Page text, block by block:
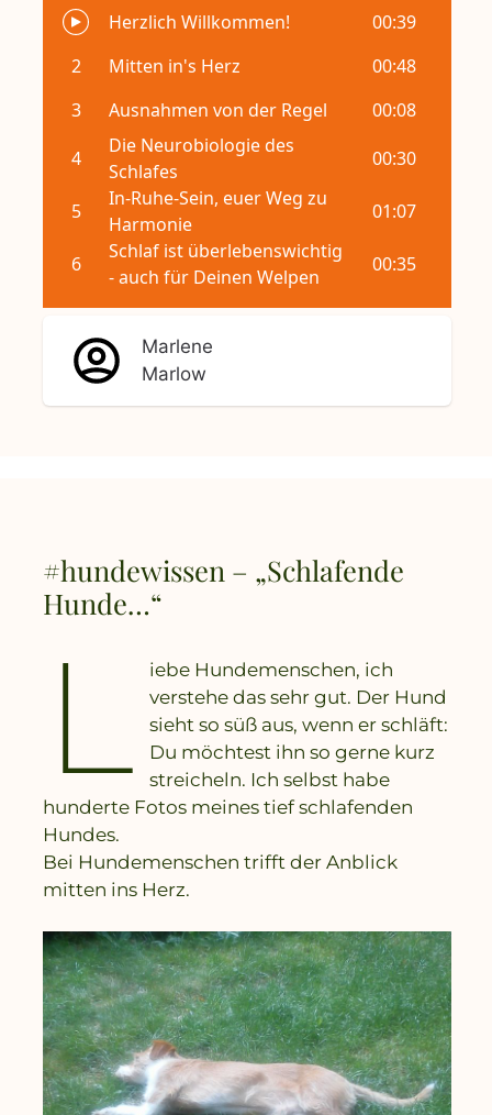
Marlene
Marlow
#hundewissen – „Schlafende
Hunde…“
L
iebe Hundemenschen, ich
verstehe das sehr gut. Der Hund
sieht so süß aus, wenn er schläft:
Du möchtest ihn so gerne kurz
streicheln. Ich selbst habe
hunderte Fotos meines tief schlafenden
Hundes.
Bei Hundemenschen trifft der Anblick
mitten ins Herz.